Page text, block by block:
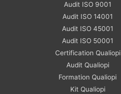
Audit ISO 9001
Audit ISO 14001
Audit ISO 45001
Audit ISO 50001
Certification Qualiopi
Audit Qualiopi
Formation Qualiopi
Kit Qualiopi